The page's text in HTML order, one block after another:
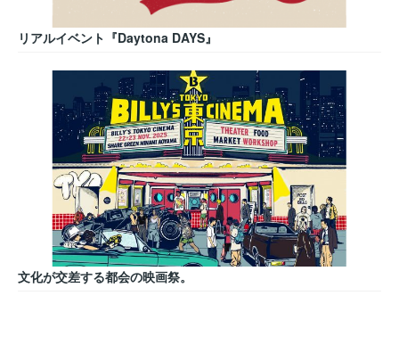
リアルイベント『Daytona DAYS』
文化が交差する都会の映画祭。